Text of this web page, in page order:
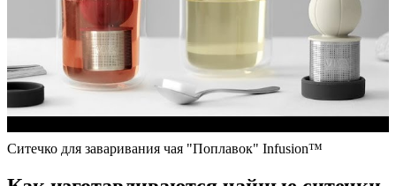
Ситечко для заваривания чая "Поплавок" Infusion™